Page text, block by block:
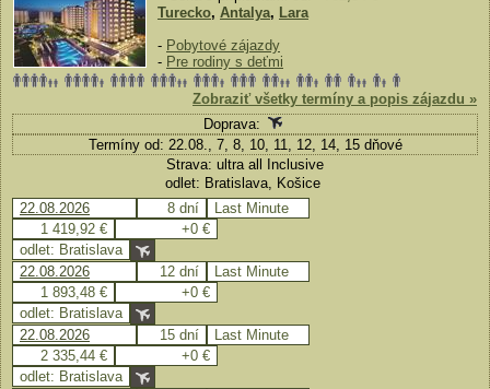
Turecko, Antalya, Lara
- Pobytové zájazdy
- Pre rodiny s deťmi
Zobraziť všetky termíny a popis zájazdu »
Doprava:
Termíny od: 22.08., 7, 8, 10, 11, 12, 14, 15 dňové
Strava: ultra all Inclusive
odlet: Bratislava, Košice
22.08.2026
8 dní
Last Minute
1 419,92 €
+0 €
odlet: Bratislava
22.08.2026
12 dní
Last Minute
1 893,48 €
+0 €
odlet: Bratislava
22.08.2026
15 dní
Last Minute
2 335,44 €
+0 €
odlet: Bratislava